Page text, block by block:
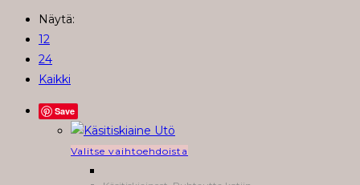
Näytä:
12
24
Kaikki
Save
Valitse vaihtoehdoistaTällä